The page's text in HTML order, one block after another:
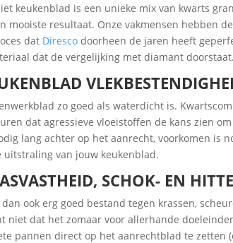
keukenblad is een unieke mix van kwarts
mooiste resultaat. Onze vakmensen hebben
dat Diresco doorheen de jaren heeft
dat de vergelijking met diamant doorstaat.
zo goed als waterdicht is.
dat agressieve vloeistoffen de kans zien
lang achter op het aanrecht, voorkomen is
van jouw keukenblad.
SCHOK- EN
ook erg goed bestand tegen krassen,
niet dat het zomaar voor allerhande
pannen direct op het aanrechtblad te zetten